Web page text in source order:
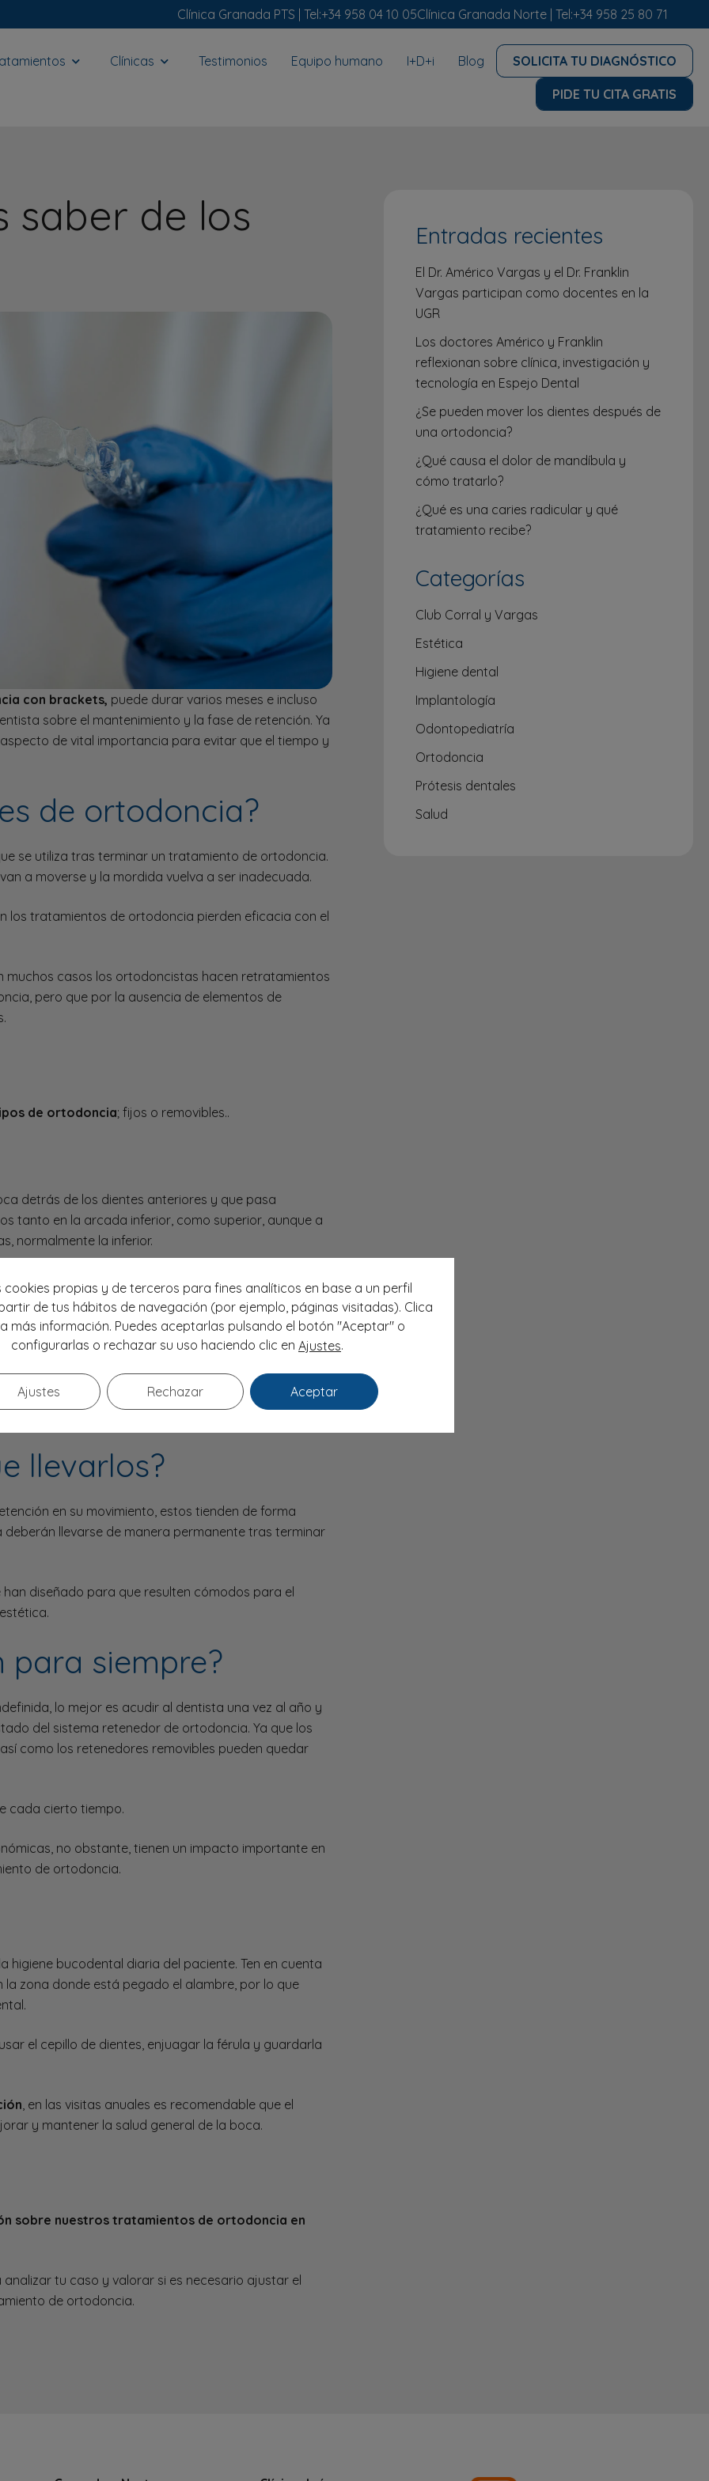
Clínica Granada PTS | Tel:+34 958 04 10 05Clínica Granada Norte | Tel:+34 958 25 80 71
Clínicas Testimonios Equipo humano I+D+i Blog SOLICITA TU DIAGNÓSTICO
PIDE TU CITA GRATIS
saber de los
con brackets, puede durar varios meses e incluso
sobre el mantenimiento y la fase de retención. Ya
de vital importancia para evitar que el tiempo y
de ortodoncia?
se utiliza tras terminar un tratamiento de ortodoncia.
a moverse y la mordida vuelva a ser inadecuada.
los tratamientos de ortodoncia pierden eficacia con el
muchos casos los ortodoncistas hacen retratamientos
pero que por la ausencia de elementos de
de ortodoncia; fijos o removibles..
detrás de los dientes anteriores y que pasa
tanto en la arcada inferior, como superior, aunque a
normalmente la inferior.
para que permanezca fijo.
retenedora puede ponerse y quitarse. Lo normal
embargo, en algunas ocasiones durante la fase
todo el día.
llevarlos?
en su movimiento, estos tienden de forma
llevarse de manera permanente tras terminar
diseñado para que resulten cómodos para el
para siempre?
lo mejor es acudir al dentista una vez al año y
del sistema retenedor de ortodoncia. Ya que los
como los retenedores removibles pueden quedar
cada cierto tiempo.
no obstante, tienen un impacto importante en
de ortodoncia.
higiene bucodental diaria del paciente. Ten en cuenta
zona donde está pegado el alambre, por lo que
el cepillo de dientes, enjuagar la férula y guardarla
, en las visitas anuales es recomendable que el
y mantener la salud general de la boca.
sobre nuestros tratamientos de ortodoncia en
tu caso y valorar si es necesario ajustar el
de ortodoncia.
Entradas recientes
El Dr. Américo Vargas y el Dr. Franklin
Vargas participan como docentes en la
UGR
Los doctores Américo y Franklin
reflexionan sobre clínica, investigación y
tecnología en Espejo Dental
¿Se pueden mover los dientes después de
una ortodoncia?
¿Qué causa el dolor de mandíbula y
cómo tratarlo?
¿Qué es una caries radicular y qué
tratamiento recibe?
Categorías
Club Corral y Vargas
Estética
Higiene dental
Implantología
Odontopediatría
Ortodoncia
Prótesis dentales
Salud
cookies propias y de terceros para fines analíticos en base a un perfil
de tus hábitos de navegación (por ejemplo, páginas visitadas). Clica
más información. Puedes aceptarlas pulsando el botón "Aceptar" o
configurarlas o rechazar su uso haciendo clic en Ajustes.
Aceptar
Rechazar
Ajustes